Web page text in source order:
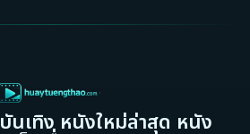
นเทิง หนังใหม่ล่าสุด หนัง